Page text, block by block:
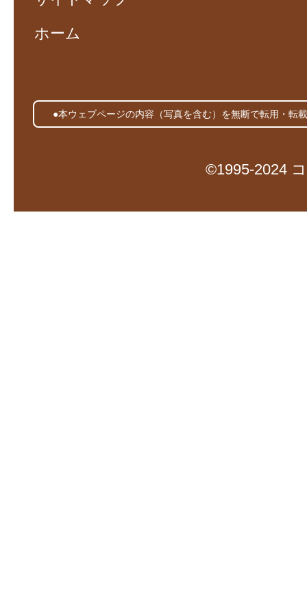
ホーム
●本ウェブページの内容（写真を含む）を無断で転用・転
©1995-2024